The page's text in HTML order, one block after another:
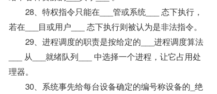
28、特权指令只能在___管或系统___ 态下执行，
若在___目或用户___ 态下执行则被认为是非法指令。
29、进程调度的职责是按给定的___进程调度算法
___ 从___就绪队列___ 中选择一个进程，让它占用处
理器。
30、系统事先给每台设备确定的编号称设备的_绝